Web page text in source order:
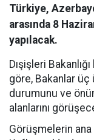
Türkiye,
arasında 8
yapılacak.
Dışişleri
göre, Bakanlar
durumunu ve
alanlarını
Görüşmelerin